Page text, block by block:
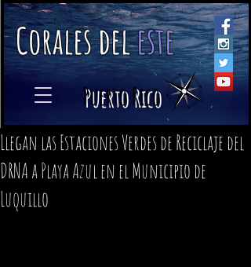
Coralesdeleste​
Puerto Rico
Llegan las Estaciones Verdes de Reciclaje del
DRNA a Playa Azul en el Municipio de
Luquillo